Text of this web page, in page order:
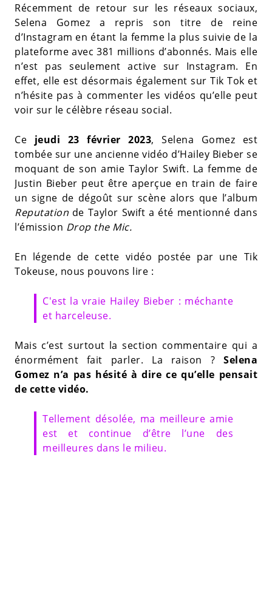
Récemment de retour sur les réseaux sociaux,
Selena Gomez a repris son titre de reine
d’Instagram en étant la femme la plus suivie de la
plateforme avec 381 millions d’abonnés. Mais elle
n’est pas seulement active sur Instagram. En
effet, elle est désormais également sur Tik Tok et
n’hésite pas à commenter les vidéos qu’elle peut
voir sur le célèbre réseau social.
Ce jeudi 23 février 2023, Selena Gomez est
tombée sur une ancienne vidéo d’Hailey Bieber se
moquant de son amie Taylor Swift. La femme de
Justin Bieber peut être aperçue en train de faire
un signe de dégoût sur scène alors que l’album
Reputation de Taylor Swift a été mentionné dans
l’émission Drop the Mic.
En légende de cette vidéo postée par une Tik
Tokeuse, nous pouvons lire :
C'est la vraie Hailey Bieber : méchante
et harceleuse.
Mais c’est surtout la section commentaire qui a
énormément fait parler. La raison ? Selena
Gomez n’a pas hésité à dire ce qu’elle pensait
de cette vidéo.
Tellement désolée, ma meilleure amie
est et continue d’être l’une des
meilleures dans le milieu.